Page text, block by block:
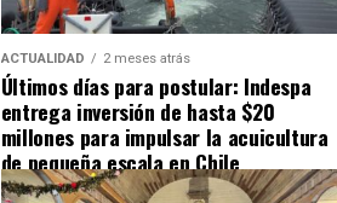
ACTUALIDAD 2 meses atrás
Últimos días para postular: Indespa
entrega inversión de hasta $20
millones para impulsar la acuicultura
de pequeña escala en Chile